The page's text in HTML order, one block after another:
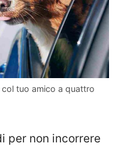
tuo amico a quattro
per non incorrere